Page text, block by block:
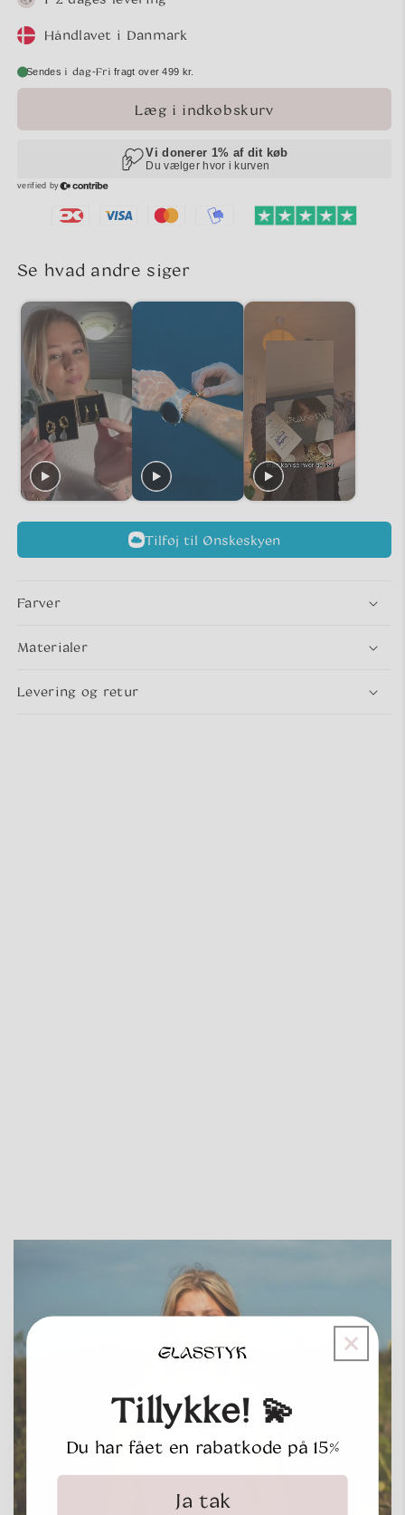
Håndlavet i Danmark
Sendes i dag-Fri fragt over 499 kr.
Læg i indkøbskurv
Se hvad andre siger
Tilføj til Ønskeskyen
Farver
Materialer
Levering og retur
Tillykke! 💫
Du har fået en rabatkode på 15%
Ja tak